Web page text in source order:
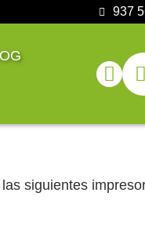
937
siguientes